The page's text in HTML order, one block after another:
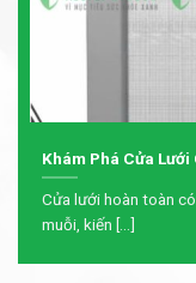
Khám Phá Cửa
Cửa lưới hoàn toàn
muỗi, kiến [...]